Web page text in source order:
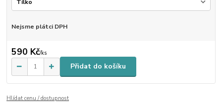
Nejsme plátci DPH
590 Kč/ks
Přidat do košíku
Hlídat cenu / dostupnost